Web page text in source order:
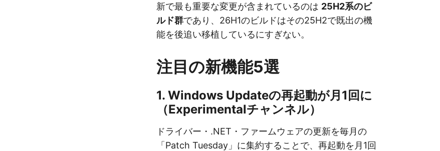
新で最も重要な変更が含まれているのは 25H2系のビ
ルド群であり、26H1のビルドはその25H2で既出の機
能を後追い移植しているにすぎない。
注目の新機能5選
1. Windows Updateの再起動が月1回に
（Experimentalチャンネル）
ドライバー・.NET・ファームウェアの更新を毎月の
「Patch Tuesday」に集約することで、再起動を月1回